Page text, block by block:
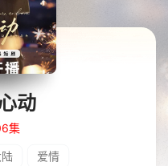
动
集
爱情